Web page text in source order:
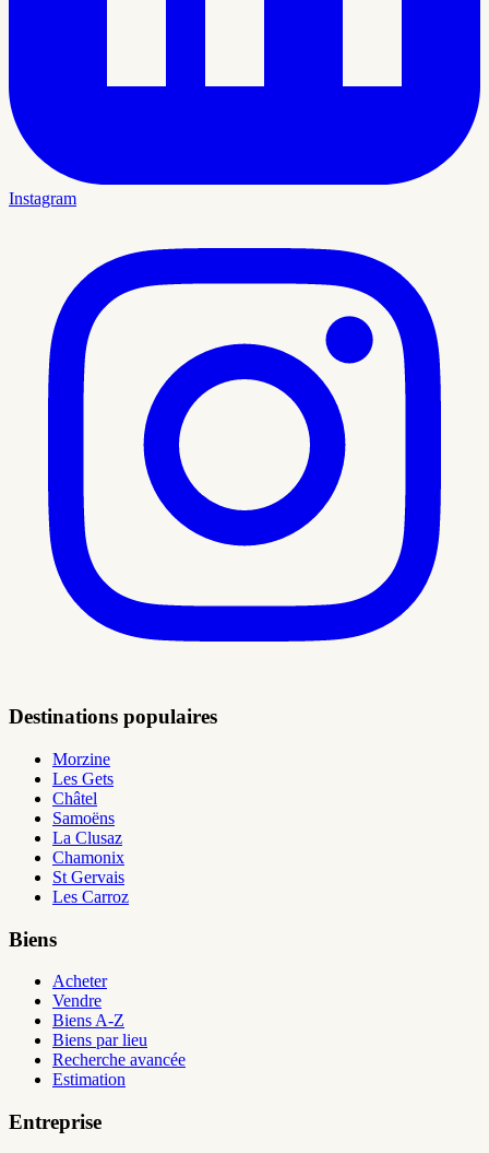
Instagram
Destinations populaires
Morzine
Les Gets
Châtel
Samoëns
La Clusaz
Chamonix
St Gervais
Les Carroz
Biens
Acheter
Vendre
Biens A-Z
Biens par lieu
Recherche avancée
Estimation
Entreprise